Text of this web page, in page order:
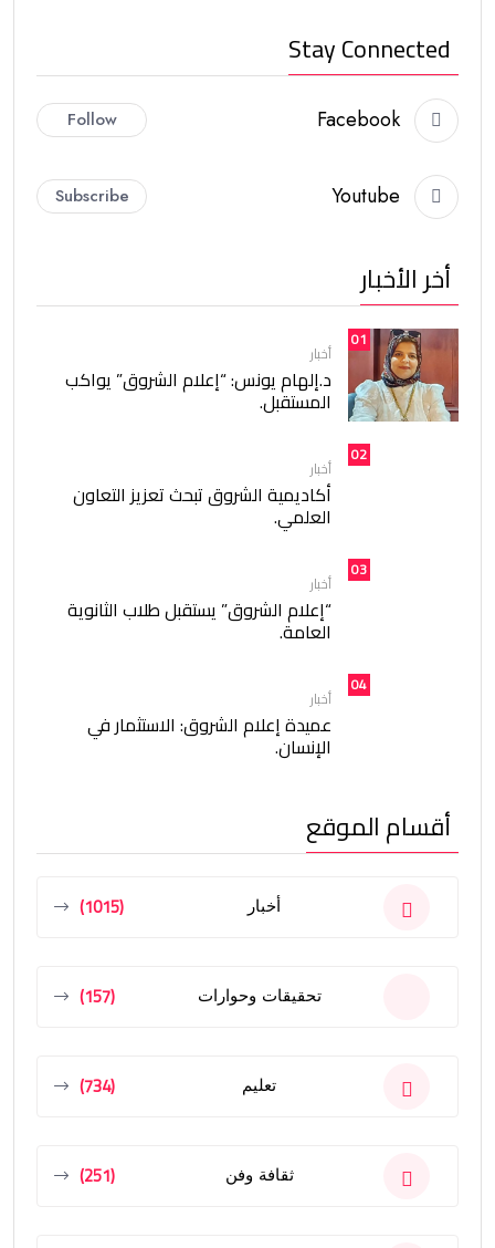
Stay Connected
Facebook
Follow
Youtube
Subscribe
أخر الأخبار
01
أخبار
د.إلهام يونس: “إعلام الشروق” يواكب
المستقبل.
02
أخبار
أكاديمية الشروق تبحث تعزيز التعاون
العلمي.
03
أخبار
“إعلام الشروق” يستقبل طلاب الثانوية
العامة.
04
أخبار
عميدة إعلام الشروق: الاستثمار في
الإنسان.
أقسام الموقع
أخبار (1015)
تحقيقات وحوارات (157)
تعليم (734)
ثقافة وفن (251)